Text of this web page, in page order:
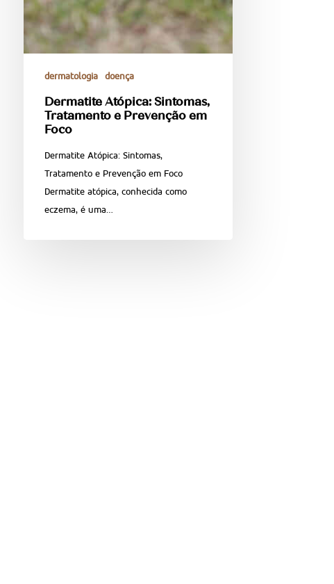
dermatologia doença
Dermatite Atópica: Sintomas,
Tratamento e Prevenção em
Foco
Dermatite Atópica: Sintomas,
Tratamento e Prevenção em Foco
Dermatite atópica, conhecida como
eczema, é uma…